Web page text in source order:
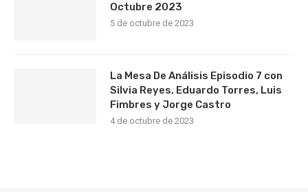
Octubre 2023
5 de octubre de 2023
La Mesa De Análisis Episodio 7 con
Silvia Reyes, Eduardo Torres, Luis
Fimbres y Jorge Castro
4 de octubre de 2023